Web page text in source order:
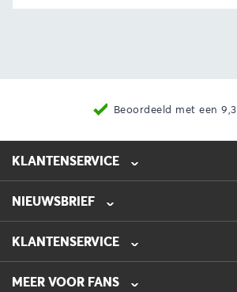
Beoordeeld met een 9,3
KLANTENSERVICE
0475-218632
info@automotive-line.nl
NIEUWSBRIEF
KLANTENSERVICE
Bestellen
Betalen
MEER VOOR FANS